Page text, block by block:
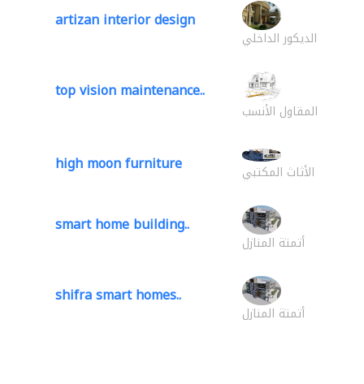
artizan interior design
الديكور الداخلي
top vision maintenance..
المقاول الأنسب
high moon furniture الأثاث المكتبي
smart home building..
أتمتة المنازل
shifra smart homes..
أتمتة المنازل